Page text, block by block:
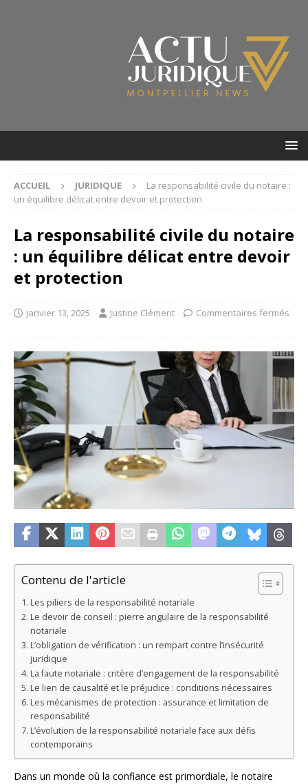
ACCUEIL JURIDIQUE
La responsabilité civile du notaire :
un équilibre délicat entre devoir et protection
La responsabilité civile du notaire
: un équilibre délicat entre devoir
et protection
janvier 13, 2025 Justine Clément Commentaires fermés
Contenu de l'article
Les piliers de la responsabilité notariale
Le devoir de conseil : pierre angulaire de la responsabilité
notariale
L’obligation de vérification : un rempart contre l’insécurité
juridique
La faute notariale : critère d’engagement de la responsabilité
Le lien de causalité et le préjudice : conditions nécessaires
Les mécanismes de protection : assurance et limitation de
responsabilité
L’évolution de la responsabilité notariale face aux défis
contemporains
Dans un monde où la confiance est primordiale, le notaire